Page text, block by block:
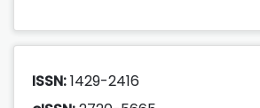
ISSN:1429-2416